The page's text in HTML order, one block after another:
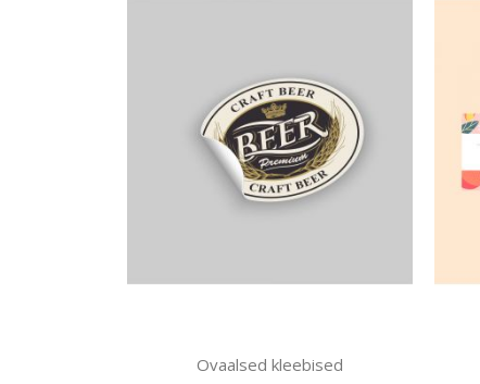
Ovaalsed kleebised